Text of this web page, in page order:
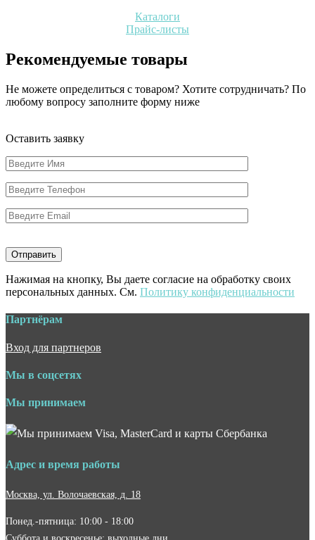
Каталоги
Прайс-листы
Рекомендуемые товары
Не можете определиться с товаром? Хотите сотрудничать? По
любому вопросу заполните форму ниже
Оставить заявку
Нажимая на кнопку, Вы даете согласие на обработку своих
персональных данных. См. Политику конфиденциальности
Партнёрам
Вход для партнеров
Мы в соцсетях
Мы принимаем
Адрес и время работы
Москва, ул. Волочаевская, д. 18
Понед.-пятница: 10:00 - 18:00